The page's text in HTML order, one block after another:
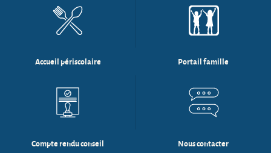
Accueil périscolaire Portail famille
Compte rendu conseil Nous contacter